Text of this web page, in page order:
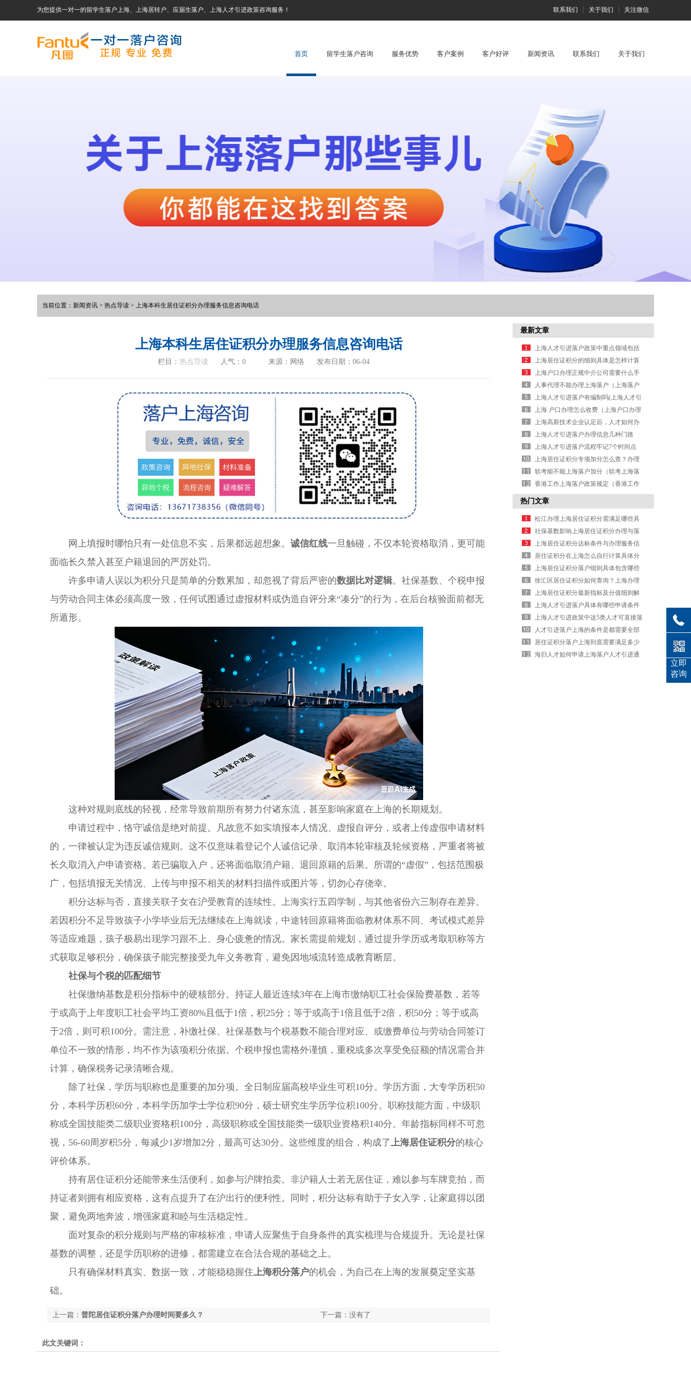
为您提供一对一的留学生落户上海、上海居转户、应届生落户、上海人才引进政策咨询服务！ 联系我们 关于我们 关注微信
首页 留学生落户咨询 服务优势 客户案例 客户好评 新闻资讯 联系我们 关于我们
当前位置： 新闻资讯 > 热点导读 > 上海本科生居住证积分办理服务信息咨询电话
上海本科生居住证积分办理服务信息咨询电话
栏目： 热点导读 人气： 0 来源：网络 发布日期：06-04
网上填报时哪怕只有一处信息不实，后果都远超想象。 诚信红线一旦触碰，不仅本轮资格取消，更可能
面临长久禁入甚至户籍退回的严厉处罚。
许多申请人误以为积分只是简单的分数累加，却忽视了背后严密的数据比对逻辑。社保基数、个税申报
与劳动合同主体必须高度一致，任何试图通过虚报材料或伪造自评分来“凑分”的行为，在后台核验面前都无
所遁形。
这种对规则底线的轻视，经常导致前期所有努力付诸东流，甚至影响家庭在上海的长期规划。
申请过程中，恪守诚信是绝对前提。凡故意不如实填报本人情况、虚报自评分，或者上传虚假申请材料
的，一律被认定为违反诚信规则。这不仅意味着登记个人诚信记录、取消本轮审核及轮候资格，严重者将被
长久取消入户申请资格。若已骗取入户，还将面临取消户籍、退回原籍的后果。所谓的“虚假”，包括范围极
广，包括填报无关情况、上传与申报不相关的材料扫描件或图片等，切勿心存侥幸。
积分达标与否，直接关联子女在沪受教育的连续性。上海实行五四学制，与其他省份六三制存在差异。
若因积分不足导致孩子小学毕业后无法继续在上海就读，中途转回原籍将面临教材体系不同、考试模式差异
等适应难题，孩子极易出现学习跟不上、身心疲惫的情况。家长需提前规划，通过提升学历或考取职称等方
式获取足够积分，确保孩子能完整接受九年义务教育，避免因地域流转造成教育断层。
社保与个税的匹配细节
社保缴纳基数是积分指标中的硬核部分。持证人最近连续3年在上海市缴纳职工社会保险费基数，若等
于或高于上年度职工社会平均工资80%且低于1倍，积25分；等于或高于1倍且低于2倍，积50分；等于或高
于2倍，则可积100分。需注意，补缴社保、社保基数与个税基数不能合理对应、或缴费单位与劳动合同签订
单位不一致的情形，均不作为该项积分依据。个税申报也需格外谨慎，重税或多次享受免征额的情况需合并
计算，确保税务记录清晰合规。
除了社保，学历与职称也是重要的加分项。全日制应届高校毕业生可积10分。学历方面，大专学历积50
分，本科学历积60分，本科学历加学士学位积90分，硕士研究生学历学位积100分。职称技能方面，中级职
称或全国技能类二级职业资格积100分，高级职称或全国技能类一级职业资格积140分。年龄指标同样不可忽
视，56-60周岁积5分，每减少1岁增加2分，最高可达30分。这些维度的组合，构成了上海居住证积分的核心
评价体系。
持有居住证积分还能带来生活便利，如参与沪牌拍卖。非沪籍人士若无居住证，难以参与车牌竞拍，而
持证者则拥有相应资格，这有点提升了在沪出行的便利性。同时，积分达标有助于子女入学，让家庭得以团
聚，避免两地奔波，增强家庭和睦与生活稳定性。
面对复杂的积分规则与严格的审核标准，申请人应聚焦于自身条件的真实梳理与合规提升。无论是社保
基数的调整，还是学历职称的进修，都需建立在合法合规的基础之上。
只有确保材料真实、数据一致，才能稳稳握住上海积分落户的机会，为自己在上海的发展奠定坚实基
础。
下一篇：没有了
上一篇： 普陀居住证积分落户办理时间要多久？
此文关键词：
最新文章
上海人才引进落户政策中重点领域包括
哪些
上海居住证积分的细则具体是怎样计算
的？
上海户口办理正规中介公司需要什么手
续？（办理上海落户中介有哪些）
人事代理不能办理上海落户（上海落户
人力资源管理师）
上海人才引进落户有编制吗(上海人才引
进落户政策解读)
上海 户口办理怎么收费（上海户口办理
手续）
上海高新技术企业认定后，人才如何办
理引进落户手续？
上海人才引进落户办理信息几种门路
（人才落户办理攻略）
上海人才引进落户流程牢记7个时间点
上海居住证积分专项加分怎么查？办理
入口与查询步骤说明
软考能不能上海落户加分（软考上海落
户政策）
香港工作上海落户政策规定（香港工作
落户沪政策）
热门文章
松江办理上海居住证积分需满足哪些具
体申办条件？
社保基数影响上海居住证积分办理与落
户条件
上海居住证积分达标条件与办理服务信
息
居住证积分在上海怎么自行计算具体分
值？
上海居住证积分落户细则具体包含哪些
内容要求
徐汇区居住证积分如何查询？上海办理
信息
上海居住证积分最新指标及分值细则解
析
上海人才引进落户具体有哪些申请条件
要求？
上海人才引进政策中这5类人才可直接落
户
人才引进落户上海的条件是都需要全部
满足吗
居住证积分落户上海到底需要满足多少
分值要求？
海归人才如何申请上海落户人才引进通
立即
咨询